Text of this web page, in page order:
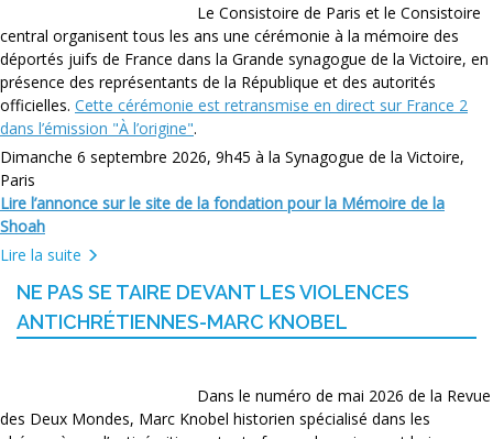
Le Consistoire de Paris et le Consistoire
central organisent tous les ans une cérémonie à la mémoire des
déportés juifs de France dans la Grande synagogue de la Victoire, en
présence des représentants de la République et des autorités
officielles. Cette cérémonie est retransmise en direct sur France 2
dans l’émission "À l’origine".
Dimanche 6 septembre 2026, 9h45 à la Synagogue de la Victoire,
Paris
Lire l’annonce sur le site de la fondation pour la Mémoire de la
Shoah
Lire la suite
NE PAS SE TAIRE DEVANT LES VIOLENCES
ANTICHRÉTIENNES-MARC KNOBEL
Dans le numéro de mai 2026 de la Revue
des Deux Mondes, Marc Knobel historien spécialisé dans les